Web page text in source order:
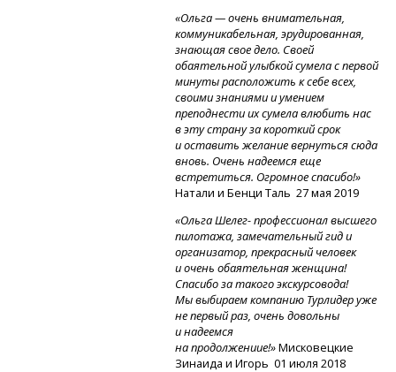
«Ольга — очень внимательная,
коммуникабельная, эрудированная,
знающая свое дело. Своей
обаятельной улыбкой сумела с первой
минуты расположить к себе всех,
своими знаниями и умением
преподнести их сумела влюбить нас
в эту страну за короткий срок
и оставить желание вернуться сюда
вновь. Очень надеемся еще
встретиться. Огромное спасибо!»
Натали и Бенци Таль 27 мая 2019
«Ольга Шелег- профессионал высшего
пилотажа, замечательный гид и
организатор, прекрасный человек
и очень обаятельная женщина!
Спасибо за такого экскурсовода!
Мы выбираем компанию Турлидер уже
не первый раз, очень довольны
и надеемся
на продолжениие!»Мисковецкие
Зинаида и Игорь 01 июля 2018